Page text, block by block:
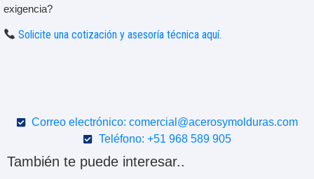
exigencia?
Solicite una cotización y asesoría técnica aquí.
Correo electrónico: comercial@acerosymolduras.com
Teléfono: +51 968 589 905
También te puede interesar..